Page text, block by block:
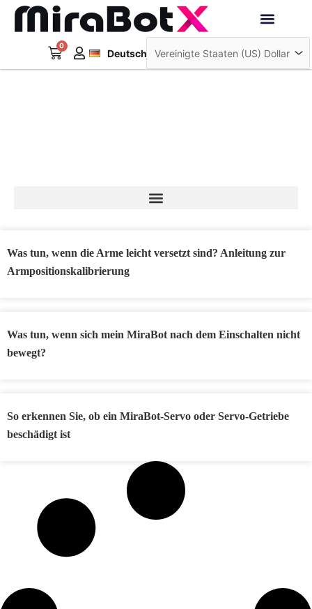
Zum
0
WarenkorbDeutsch
Français
日本語
Was tun, wenn die Arme leicht versetzt sind? Anleitung zur
Armpositionskalibrierung
Was tun, wenn sich mein MiraBot nach dem Einschalten nicht
bewegt?
So erkennen Sie, ob ein MiraBot-Servo oder Servo-Getriebe
beschädigt ist